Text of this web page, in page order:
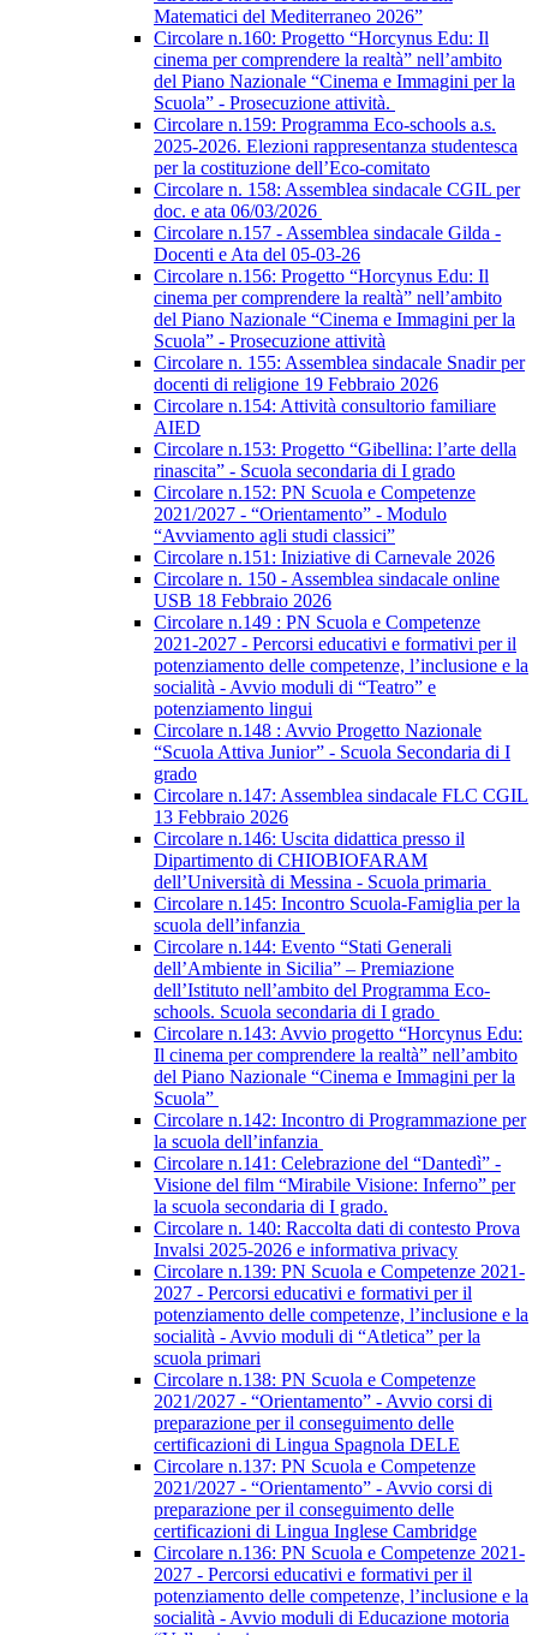
Matematici del Mediterraneo 2026”
Circolare n.160: Progetto “Horcynus Edu: Il
cinema per comprendere la realtà” nell’ambito
del Piano Nazionale “Cinema e Immagini per la
Scuola” - Prosecuzione attività.
Circolare n.159: Programma Eco-schools a.s.
2025-2026. Elezioni rappresentanza studentesca
per la costituzione dell’Eco-comitato
Circolare n. 158: Assemblea sindacale CGIL per
doc. e ata 06/03/2026
Circolare n.157 - Assemblea sindacale Gilda -
Docenti e Ata del 05-03-26
Circolare n.156: Progetto “Horcynus Edu: Il
cinema per comprendere la realtà” nell’ambito
del Piano Nazionale “Cinema e Immagini per la
Scuola” - Prosecuzione attività
Circolare n. 155: Assemblea sindacale Snadir per
docenti di religione 19 Febbraio 2026
Circolare n.154: Attività consultorio familiare
AIED
Circolare n.153: Progetto “Gibellina: l’arte della
rinascita” - Scuola secondaria di I grado
Circolare n.152: PN Scuola e Competenze
2021/2027 - “Orientamento” - Modulo
“Avviamento agli studi classici”
Circolare n.151: Iniziative di Carnevale 2026
Circolare n. 150 - Assemblea sindacale online
USB 18 Febbraio 2026
Circolare n.149 : PN Scuola e Competenze
2021-2027 - Percorsi educativi e formativi per il
potenziamento delle competenze, l’inclusione e la
socialità - Avvio moduli di “Teatro” e
potenziamento lingui
Circolare n.148 : Avvio Progetto Nazionale
“Scuola Attiva Junior” - Scuola Secondaria di I
grado
Circolare n.147: Assemblea sindacale FLC CGIL
13 Febbraio 2026
Circolare n.146: Uscita didattica presso il
Dipartimento di CHIOBIOFARAM
dell’Università di Messina - Scuola primaria
Circolare n.145: Incontro Scuola-Famiglia per la
scuola dell’infanzia
Circolare n.144: Evento “Stati Generali
dell’Ambiente in Sicilia” – Premiazione
dell’Istituto nell’ambito del Programma Eco-
schools. Scuola secondaria di I grado
Circolare n.143: Avvio progetto “Horcynus Edu:
Il cinema per comprendere la realtà” nell’ambito
del Piano Nazionale “Cinema e Immagini per la
Scuola”
Circolare n.142: Incontro di Programmazione per
la scuola dell’infanzia
Circolare n.141: Celebrazione del “Dantedì” -
Visione del film “Mirabile Visione: Inferno” per
la scuola secondaria di I grado.
Circolare n. 140: Raccolta dati di contesto Prova
Invalsi 2025-2026 e informativa privacy
Circolare n.139: PN Scuola e Competenze 2021-
2027 - Percorsi educativi e formativi per il
potenziamento delle competenze, l’inclusione e la
socialità - Avvio moduli di “Atletica” per la
scuola primari
Circolare n.138: PN Scuola e Competenze
2021/2027 - “Orientamento” - Avvio corsi di
preparazione per il conseguimento delle
certificazioni di Lingua Spagnola DELE
Circolare n.137: PN Scuola e Competenze
2021/2027 - “Orientamento” - Avvio corsi di
preparazione per il conseguimento delle
certificazioni di Lingua Inglese Cambridge
Circolare n.136: PN Scuola e Competenze 2021-
2027 - Percorsi educativi e formativi per il
potenziamento delle competenze, l’inclusione e la
socialità - Avvio moduli di Educazione motoria